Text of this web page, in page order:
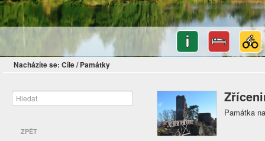
Nacházíte se: Cíle/ Památky
ZPĚT
Památka